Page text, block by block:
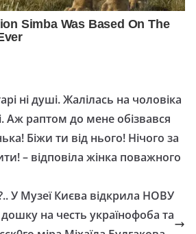
ні душі. Жалілась на чоловіка
Аж раптом до мене обізвався
Біжи ти від нього! Нічого за
– відповіла жінка поважного
У Музеї Києва відкрила НОВУ
на честь українофоба та